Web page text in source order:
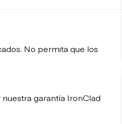
No permita que los
garantía IronClad